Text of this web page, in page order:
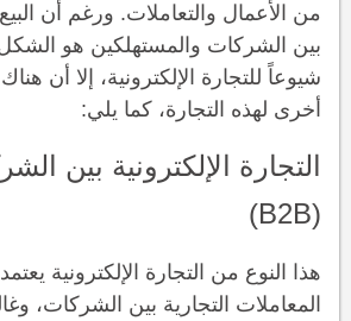
من الأعمال والتعاملات. ورغم أن
بين الشركات والمستهلكين هو الشكل
شيوعاً للتجارة الإلكترونية، إلا أن
أخرى لهذه التجارة، كما يلي:
التجارة الإلكترونية بين
(B2B)
هذا النوع من التجارة الإلكترونية
المعاملات التجارية بين الشركات،